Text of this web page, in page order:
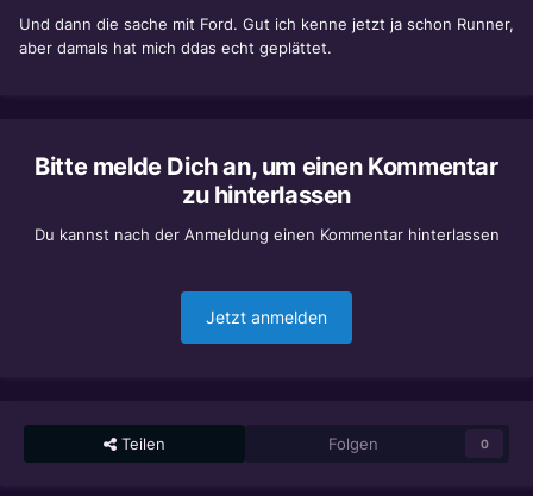
Und dann die sache mit Ford. Gut ich kenne jetzt ja schon Runner,
aber damals hat mich ddas echt geplättet.
Bitte melde Dich an, um einen Kommentar
zu hinterlassen
Du kannst nach der Anmeldung einen Kommentar hinterlassen
Jetzt anmelden
Teilen Folgen 0